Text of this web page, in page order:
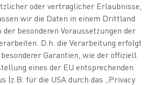
oder vertraglicher Erlaubnisse,
wir die Daten in einem Drittland
besonderen Voraussetzungen der
D.h. die Verarbeitung erfolgt
Garantien, wie der offiziell
eines der EU entsprechenden
(z.B. für die USA durch das „Privacy